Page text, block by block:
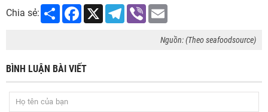
Chia sẻ:
Share Facebook
X Telegram
Viber
Nguồn: (Theo seafoodsource)
BÌNH LUẬN BÀI VIẾT